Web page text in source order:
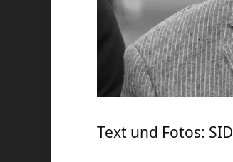
Text und Fotos: SID